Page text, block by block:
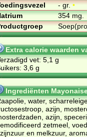
- gr.•
354 mg.
Extra calorie waarden
vet: 5,1 g
3,6 g
Ingrediënten
water,
azijn,
azijn,
zetmeel,
en melkzuur,